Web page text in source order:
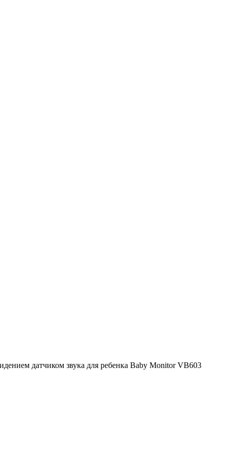
датчиком звука для ребенка Baby Monitor VB603